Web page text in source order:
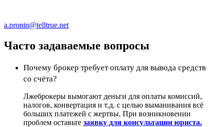
a.pronin@telltrue.net
Часто задаваемые вопросы
Почему брокер требует оплату для вывода средств
со счёта?
Лжеброкеры вымогают деньги для оплаты комиссий,
налогов, конвертация и т.д. с целью выманивания всё
больших платежей с жертвы. При возникновении
проблем оставьте заявку для консультации юриста.